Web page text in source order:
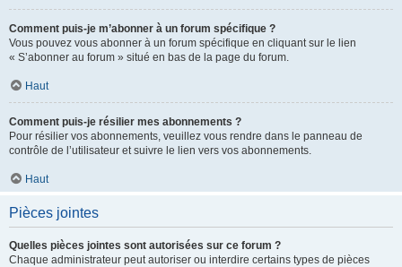
Comment puis-je m’abonner à un forum spécifique ?
Vous pouvez vous abonner à un forum spécifique en cliquant sur le lien
« S’abonner au forum » situé en bas de la page du forum.
Haut
Comment puis-je résilier mes abonnements ?
Pour résilier vos abonnements, veuillez vous rendre dans le panneau de
contrôle de l’utilisateur et suivre le lien vers vos abonnements.
Haut
Pièces jointes
Quelles pièces jointes sont autorisées sur ce forum ?
Chaque administrateur peut autoriser ou interdire certains types de pièces